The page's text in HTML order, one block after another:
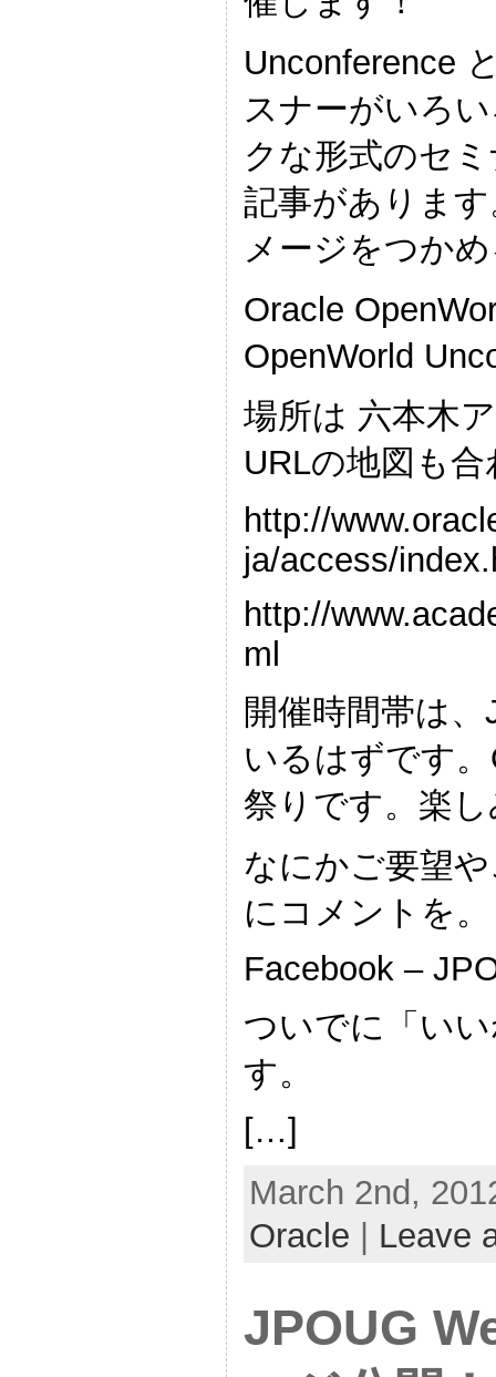
Unconference
スナーがいろ
クな形式のセ
記事がありま
メージをつか
Oracle
OpenWorld
場所は 六本木
URLの地図も
http://
ja/access/
http://
ml
開催時間帯は
いるはずです
祭りです。楽
なにかご要望
にコメントを。
Facebook –
ついでに「い
す。
[…]
March 2nd,
Oracle | Leave
JPOUG